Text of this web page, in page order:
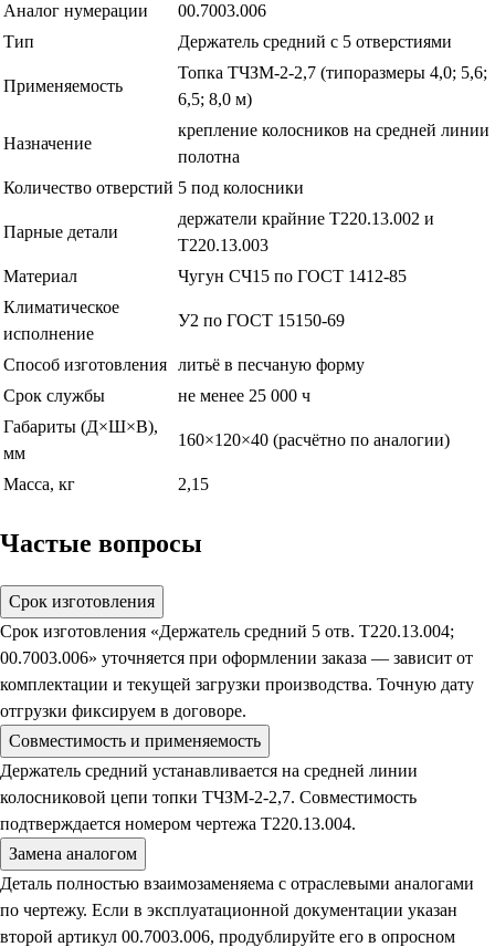
Аналог нумерации
00.7003.006
Тип
Держатель средний с 5 отверстиями
Применяемость
Топка ТЧЗМ-2-2,7 (типоразмеры 4,0; 5,6;
6,5; 8,0 м)
Назначение
крепление колосников на средней линии
полотна
Количество отверстий 5 под колосники
Парные детали
держатели крайние Т220.13.002 и
Т220.13.003
Материал
Чугун СЧ15 по ГОСТ 1412-85
Климатическое
исполнение
У2 по ГОСТ 15150-69
Способ изготовления литьё в песчаную форму
Срок службы
не менее 25 000 ч
Габариты (Д×Ш×В),
мм
160×120×40 (расчётно по аналогии)
Масса, кг 2,15
Частые вопросы
Срок изготовления
Срок изготовления «Держатель средний 5 отв. Т220.13.004;
00.7003.006» уточняется при оформлении заказа — зависит от
комплектации и текущей загрузки производства. Точную дату
отгрузки фиксируем в договоре.
Совместимость и применяемость
Держатель средний устанавливается на средней линии
колосниковой цепи топки ТЧЗМ-2-2,7. Совместимость
подтверждается номером чертежа Т220.13.004.
Замена аналогом
Деталь полностью взаимозаменяема с отраслевыми аналогами
по чертежу. Если в эксплуатационной документации указан
второй артикул 00.7003.006, продублируйте его в опросном